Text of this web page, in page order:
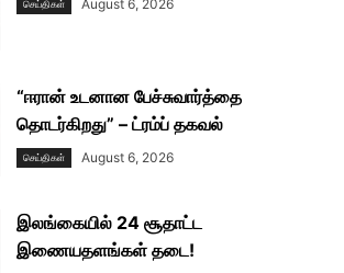
செய்திகள் August 6, 2026
“ஈரான் உடனான பேச்சுவார்த்தை
தொடர்கிறது” – ட்ரம்ப் தகவல்
செய்திகள் August 6, 2026
இலங்கையில் 24 சூதாட்ட
இணையதளங்கள் தடை!